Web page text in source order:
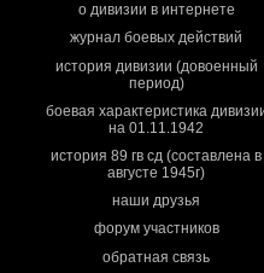
о дивизии в интернете
журнал боевых действий
история дивизии (довоенный
период)
боевая характеристика
на 01.11.1942
история 89 гв сд (составлена в
августе 1945г)
наши друзья
форум участников
обратная связь